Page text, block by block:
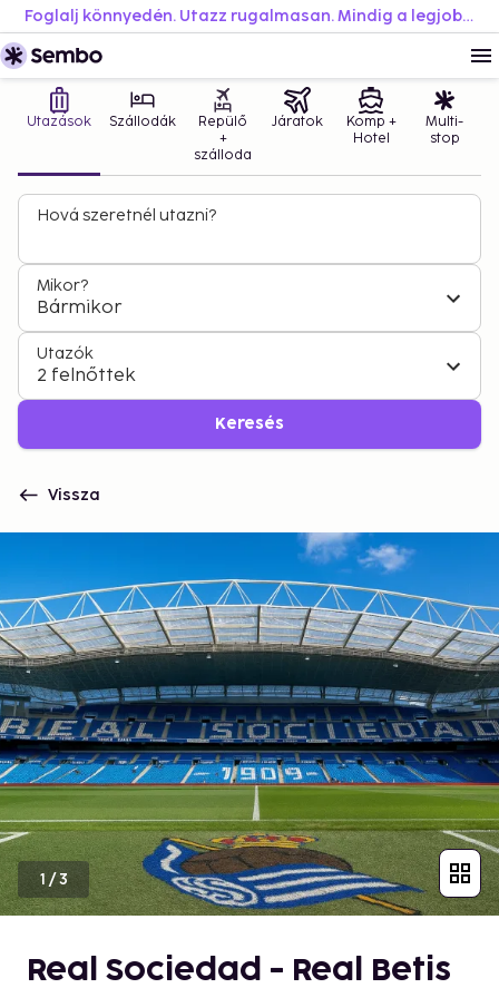
Foglalj könnyedén. Utazz rugalmasan. Mindig a legjobb áron.
Utazások Szállodák
Repülő
+
szálloda
Járatok
Komp +
Hotel
Multi-
stop
Hová szeretnél utazni?
Mikor?
Bármikor
Utazók
2 felnőttek
Keresés
Vissza
1 /3
Real Sociedad - Real Betis